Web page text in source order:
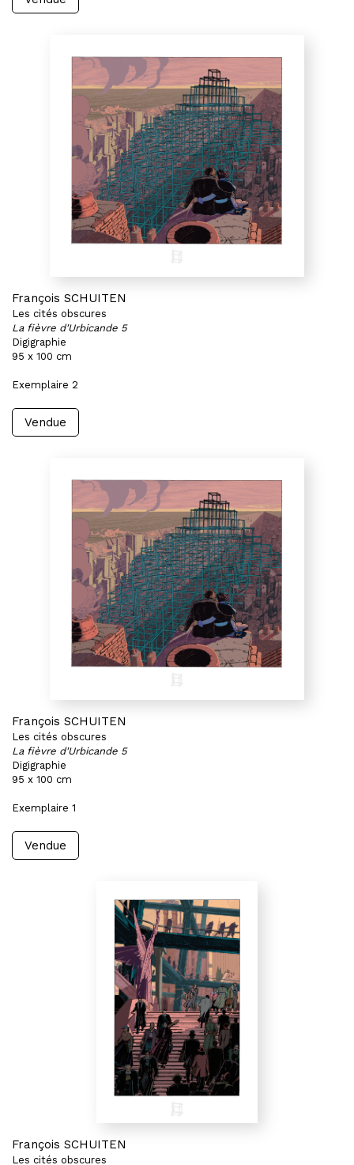
François SCHUITEN
Les cités obscures
La fièvre d'Urbicande 5
Digigraphie
95 x 100 cm
Exemplaire 2
Vendue
François SCHUITEN
Les cités obscures
La fièvre d'Urbicande 5
Digigraphie
95 x 100 cm
Exemplaire 1
Vendue
François SCHUITEN
Les cités obscures